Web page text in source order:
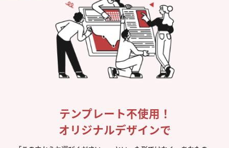
テンプレート不使用！
オリジナルデザインで